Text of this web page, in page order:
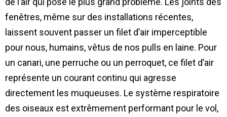
fenêtres, même sur des installations récentes,
laissent souvent passer un filet d’air imperceptible
pour nous, humains, vêtus de nos pulls en laine. Pour
un canari, une perruche ou un perroquet, ce filet d’air
représente un courant continu qui agresse
directement les muqueuses. Le système respiratoire
des oiseaux est extrêmement performant pour le vol,